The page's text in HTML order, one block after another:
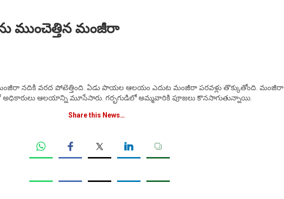
ముంచెత్తిన మంజీరా
మంజీరా నదికి వరద పోటెత్తింది. ఏడు పాయల ఆలయం ఎదుట మంజీరా పరవళ్లు తొక్కుతోంది. మంజీరా
అధికారులు ఆలయాన్ని మూసేసారు. గర్భగుడిలో అమ్మవారికి పూజలు కొనసాగుతున్నాయి.
Share this News…